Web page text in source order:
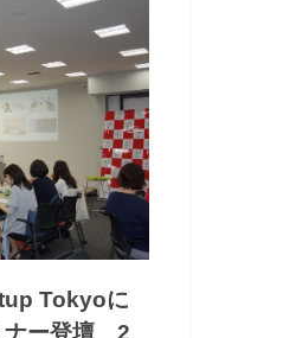
Tokyoに
ナー登壇 2